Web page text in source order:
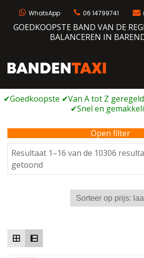
WhatsApp 06 14799741
GOEDKOOPSTE BAND VAN DE
BALANCEREN IN
Open filter
Resultaat 1–16 van de 10306
getoond
op